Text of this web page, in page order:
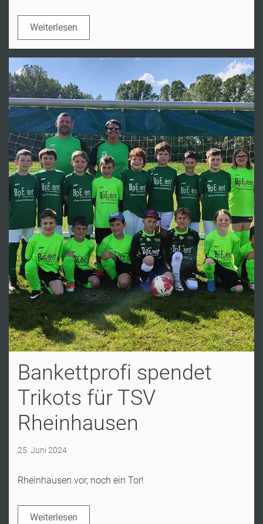
Weiterlesen
Bankettprofi spendet
Trikots für TSV
Rheinhausen
25. Juni 2024
Rheinhausen vor, noch ein Tor!
Weiterlesen